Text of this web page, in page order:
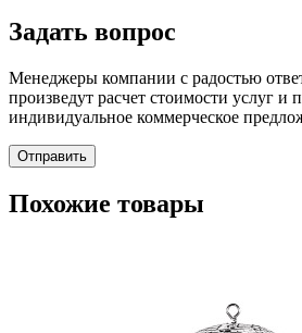
Задать вопрос
Менеджеры компании с радостью
произведут расчет стоимости услуг и
индивидуальное коммерческое
Отправить
Похожие товары